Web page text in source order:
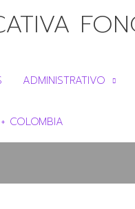
ADMINISTRATIVO
COLOMBIA